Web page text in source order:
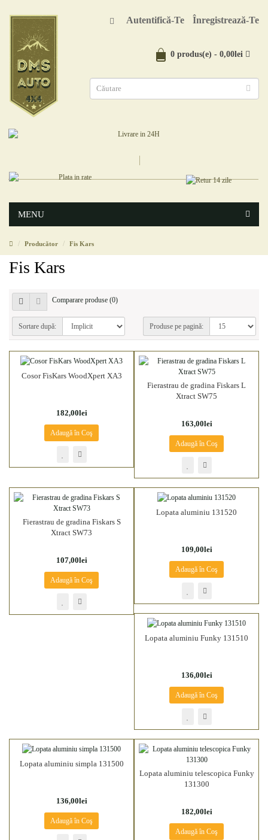
Autentifică-Te Înregistrează-Te
0 produs(e) - 0,00lei
MENU
Producător Fis Kars
Fis Kars
Comparare produse (0)
Sortare după: Produse pe pagină:
Cosor FisKars WoodXpert XA3
182,00lei
Adaugă în Coş
Fierastrau de gradina Fiskars L
Xtract SW75
163,00lei
Adaugă în Coş
Fierastrau de gradina Fiskars S
Xtract SW73
107,00lei
Adaugă în Coş
Lopata aluminiu 131520
109,00lei
Adaugă în Coş
Lopata aluminiu Funky 131510
136,00lei
Adaugă în Coş
Lopata aluminiu simpla 131500
136,00lei
Adaugă în Coş
Lopata aluminiu telescopica Funky
131300
182,00lei
Adaugă în Coş